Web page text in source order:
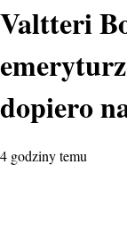
Valtteri
dopiero
4 godziny temu